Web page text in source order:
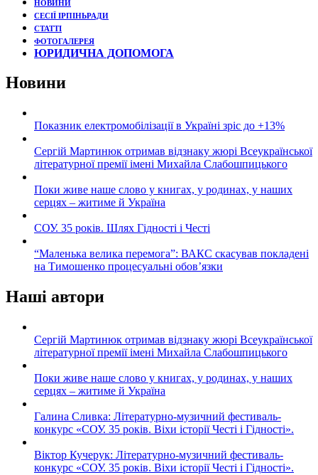
НОВИНИ
СЕСІЇ ІРПІНЬРАДИ
СТАТТІ
ФОТОГАЛЕРЕЯ
ЮРИДИЧНА ДОПОМОГА
Новини
Показник електромобілізації в Україні зріс до +13%
Сергій Мартинюк отримав відзнаку жюрі Всеукраїнської
літературної премії імені Михайла Слабошпицького
Поки живе наше слово у книгах, у родинах, у наших
серцях – житиме й Україна
СОУ. 35 років. Шлях Гідності і Честі
“Маленька велика перемога”: ВАКС скасував покладені
на Тимошенко процесуальні обов’язки
Наші автори
Сергій Мартинюк отримав відзнаку жюрі Всеукраїнської
літературної премії імені Михайла Слабошпицького
Поки живе наше слово у книгах, у родинах, у наших
серцях – житиме й Україна
Галина Сливка: Літературно-музичний фестиваль-
конкурс «СОУ. 35 років. Віхи історії Честі і Гідності».
Віктор Кучерук: Літературно-музичний фестиваль-
конкурс «СОУ. 35 років. Віхи історії Честі і Гідності».